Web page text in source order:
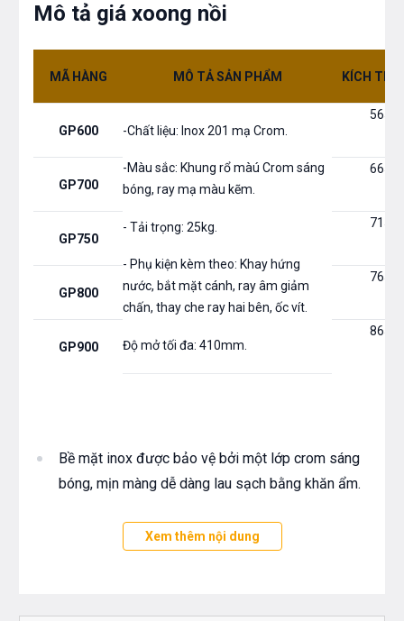
Mô tả giá xoong nồi
MÃ HÀNG MÔ TẢ SẢN PHẨM KÍCH
GP600 -Chất liệu: Inox 201 mạ Crom.
-Màu sắc: Khung rổ màú Crom sáng
bóng, ray mạ màu kẽm.
- Tải trọng: 25kg.
- Phụ kiện kèm theo: Khay hứng
nước, bắt mặt cánh, ray âm giảm
chấn, thay che ray hai bên, ốc vít.
Độ mở tối đa: 410mm.
GP700
GP750
GP800
GP900
Bề mặt inox được bảo vệ bởi một lớp crom sáng
bóng, mịn màng dễ dàng lau sạch bằng khăn ẩm.
giá xoong nồiđều có khay hứng nước bằng
nhựa cao cấp, chống bám bẩn, dễ dàng vệ sinh.
Xem thêm nội dung